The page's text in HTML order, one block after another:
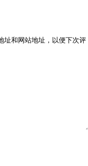
址和网站地址，以便下次评